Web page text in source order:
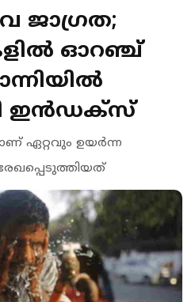
ജാഗ്രത;
ഓറഞ്ച്
ഇന്‍ഡക്‌സ്
ഏറ്റവും ഉയര്‍ന്ന